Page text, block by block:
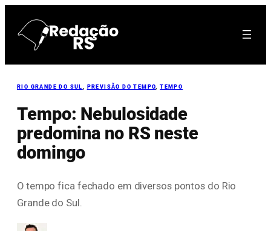
para
RIO GRANDE DO SUL , PREVISÃO DO TEMPO, TEMPO
Tempo: Nebulosidade
predomina no RS neste
domingo
O tempo fica fechado em diversos pontos do Rio
Grande do Sul.